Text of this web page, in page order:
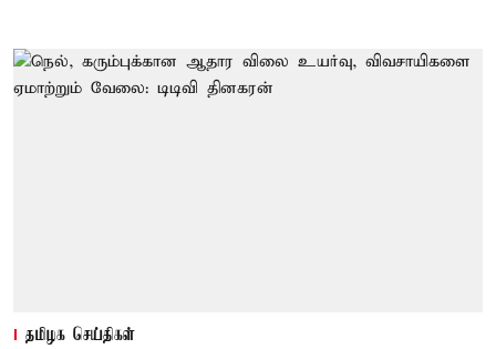
தமிழக செய்திகள்